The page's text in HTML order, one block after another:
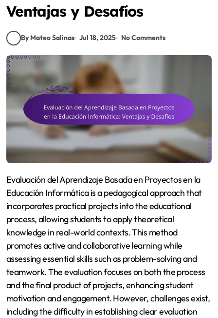
Ventajas y Desafíos
By Mateo Salinas Jul 18, 2025 No Comments
Evaluación del Aprendizaje Basada en Proyectos en la
Educación Informática is a pedagogical approach that
incorporates practical projects into the educational
process, allowing students to apply theoretical
knowledge in real-world contexts. This method
promotes active and collaborative learning while
assessing essential skills such as problem-solving and
teamwork. The evaluation focuses on both the process
and the final product of projects, enhancing student
motivation and engagement. However, challenges exist,
including the difficulty in establishing clear evaluation